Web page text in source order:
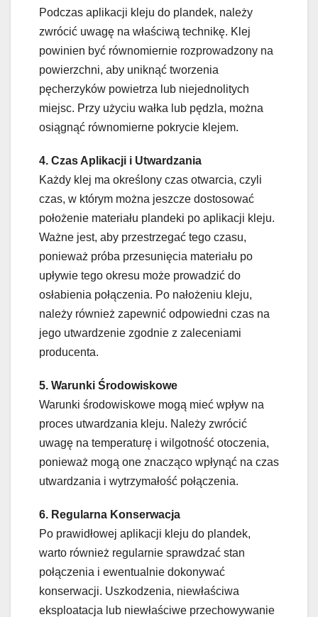
Podczas aplikacji kleju do plandek, należy
zwrócić uwagę na właściwą technikę. Klej
powinien być równomiernie rozprowadzony na
powierzchni, aby uniknąć tworzenia
pęcherzyków powietrza lub niejednolitych
miejsc. Przy użyciu wałka lub pędzla, można
osiągnąć równomierne pokrycie klejem.
4. Czas Aplikacji i Utwardzania
Każdy klej ma określony czas otwarcia, czyli
czas, w którym można jeszcze dostosować
położenie materiału plandeki po aplikacji kleju.
Ważne jest, aby przestrzegać tego czasu,
ponieważ próba przesunięcia materiału po
upływie tego okresu może prowadzić do
osłabienia połączenia. Po nałożeniu kleju,
należy również zapewnić odpowiedni czas na
jego utwardzenie zgodnie z zaleceniami
producenta.
5. Warunki Środowiskowe
Warunki środowiskowe mogą mieć wpływ na
proces utwardzania kleju. Należy zwrócić
uwagę na temperaturę i wilgotność otoczenia,
ponieważ mogą one znacząco wpłynąć na czas
utwardzania i wytrzymałość połączenia.
6. Regularna Konserwacja
Po prawidłowej aplikacji kleju do plandek,
warto również regularnie sprawdzać stan
połączenia i ewentualnie dokonywać
konserwacji. Uszkodzenia, niewłaściwa
eksploatacja lub niewłaściwe przechowywanie